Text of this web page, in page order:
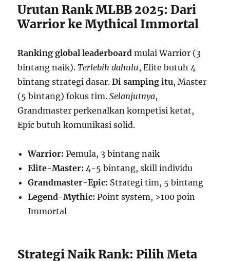
Urutan Rank MLBB 2025: Dari
Warrior ke Mythical Immortal
Ranking global leaderboard mulai Warrior (3
bintang naik).Terlebih dahulu, Elite butuh 4
bintang strategi dasar.Di samping itu, Master
(5 bintang) fokus tim.Selanjutnya,
Grandmaster perkenalkan kompetisi ketat,
Epic butuh komunikasi solid.
Warrior: Pemula, 3 bintang naik
Elite-Master: 4-5 bintang, skill individu
Grandmaster-Epic: Strategi tim, 5 bintang
Legend-Mythic: Point system, >100 poin
Immortal
Strategi Naik Rank: Pilih Meta